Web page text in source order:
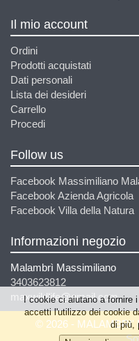
Il mio account
Ordini
Prodotti acquistati
Dati personali
Lista dei desideri
Carrello
Procedi
Follow us
Facebook Massimiliano
Facebook Azienda Agricola
Facebook Villa della Natura
Informazioni negozio
Malambrì Massimiliano
3403623812
maxwildlife@gmail.com
© 2026 - MALAMBRI'
I cookie ci aiutano a fornire
accetti l'utilizzo dei cookie
di più,